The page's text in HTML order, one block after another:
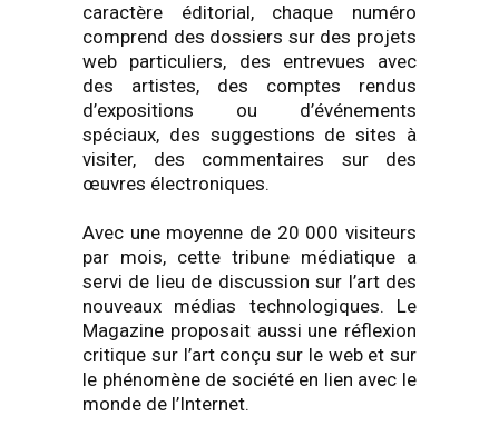
caractère éditorial, chaque numéro
comprend des dossiers sur des projets
web particuliers, des entrevues avec
des artistes, des comptes rendus
d’expositions ou d’événements
spéciaux, des suggestions de sites à
visiter, des commentaires sur des
œuvres électroniques.
Avec une moyenne de 20 000 visiteurs
par mois, cette tribune médiatique a
servi de lieu de discussion sur l’art des
nouveaux médias technologiques. Le
Magazine proposait aussi une réflexion
critique sur l’art conçu sur le web et sur
le phénomène de société en lien avec le
monde de l’Internet.